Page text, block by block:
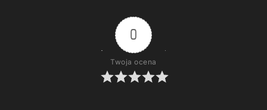
0
Twoja ocena